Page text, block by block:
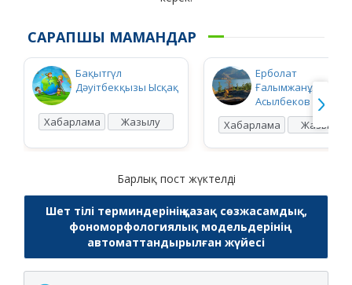
САРАПШЫ МАМАНДАР
Бақытгүл
Дәуітбекқызы Ысқақ
Хабарлама Жазылу
Ерболат
Ғалымжанұлы
Асылбеков
Хабарлама
Жазылу
Барлық пост жүктелді
Шет тілі терминдерінің қазақ сөзжасамдық,
фономорфологиялық модельдерінің
автоматтандырылған жүйесі